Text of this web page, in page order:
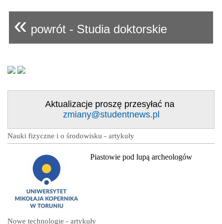
« powrót - Studia doktorskie
Aktualizacje proszę przesyłać na
zmiany@studentnews.pl
Nauki fizyczne i o środowisku - artykuły
Piastowie pod lupą archeologów
Nowe technologie - artykuły